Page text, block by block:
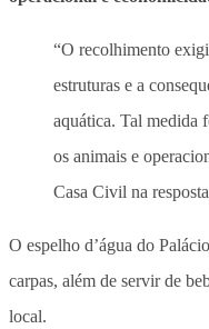
“O recolhimento
estruturas e a
aquática. Tal medida
os animais e
Casa Civil na
O espelho d’água do
carpas, além de servir de
local.